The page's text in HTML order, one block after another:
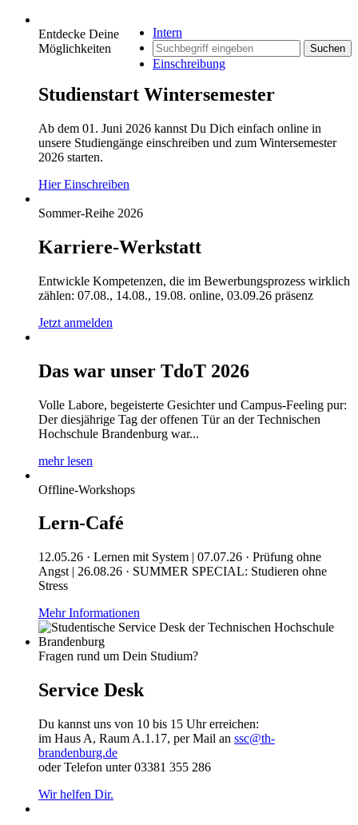
Intern
Suchen
Einschreibung
Entdecke Deine
Möglichkeiten
Studienstart Wintersemester
Ab dem 01. Juni 2026 kannst Du Dich einfach online in
unsere Studiengänge einschreiben und zum Wintersemester
2026 starten.
Hier Einschreiben
Sommer-Reihe 2026
Karriere-Werkstatt
Entwickle Kompetenzen, die im Bewerbungsprozess wirklich
zählen: 07.08., 14.08., 19.08. online, 03.09.26 präsenz
Jetzt anmelden
Das war unser TdoT 2026
Volle Labore, begeisterte Gesichter und Campus-Feeling pur:
Der diesjährige Tag der offenen Tür an der Technischen
Hochschule Brandenburg war...
mehr lesen
Offline-Workshops
Lern-Café
12.05.26 · Lernen mit System | 07.07.26 · Prüfung ohne
Angst | 26.08.26 · SUMMER SPECIAL: Studieren ohne
Stress
Mehr Informationen
Fragen rund um Dein Studium?
Service Desk
Du kannst uns von 10 bis 15 Uhr erreichen:
im Haus A, Raum A.1.17, per Mail an ssc@th-
brandenburg.de
oder Telefon unter 03381 355 286
Wir helfen Dir.